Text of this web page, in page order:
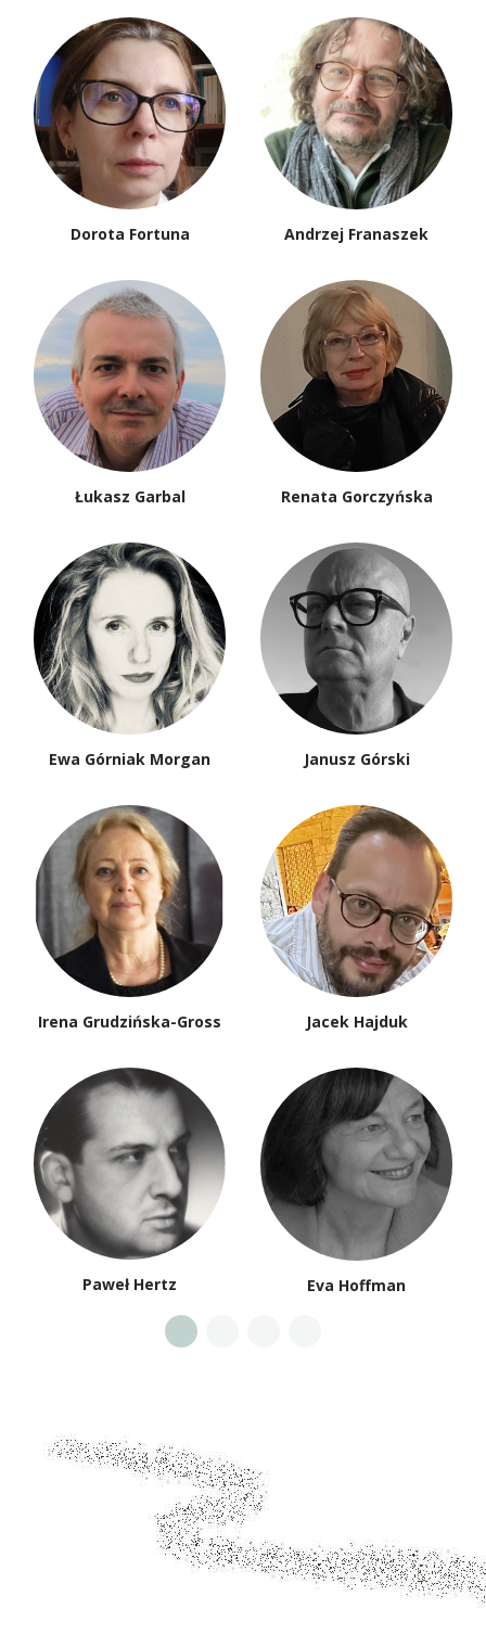
Dorota Fortuna Andrzej Franaszek
Łukasz Garbal Renata Gorczyńska
Ewa Górniak Morgan Janusz Górski
Irena Grudzińska-Gross Jacek Hajduk
Paweł Hertz Eva Hoffman